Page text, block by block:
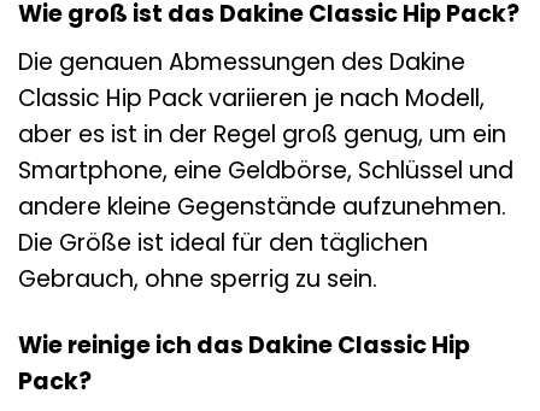
Wie groß ist das Dakine Classic Hip Pack?
Die genauen Abmessungen des Dakine
Classic Hip Pack variieren je nach Modell,
aber es ist in der Regel groß genug, um ein
Smartphone, eine Geldbörse, Schlüssel und
andere kleine Gegenstände aufzunehmen.
Die Größe ist ideal für den täglichen
Gebrauch, ohne sperrig zu sein.
Wie reinige ich das Dakine Classic Hip
Pack?